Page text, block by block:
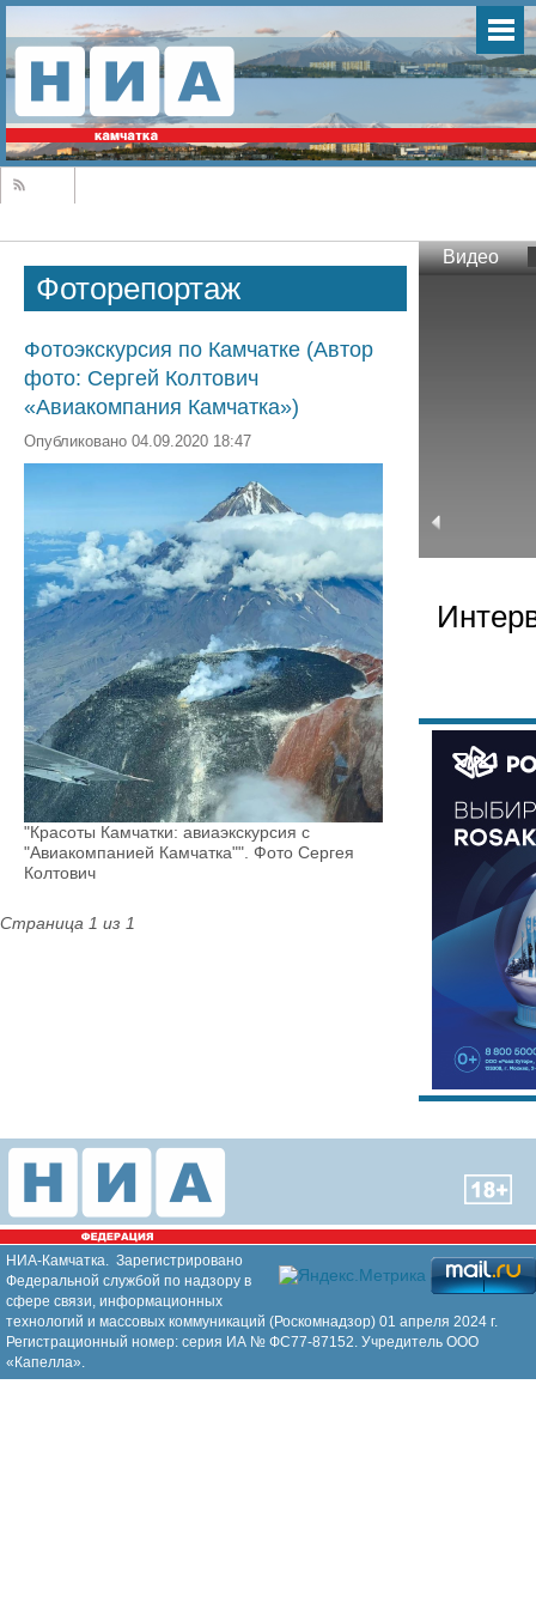
Фоторепортаж
Фотоэкскурсия по Камчатке (Автор
фото: Сергей Колтович
«Авиакомпания Камчатка»)
Опубликовано 04.09.2020 18:47
"Красоты Камчатки: авиаэкскурсия с
"Авиакомпанией Камчатка"". Фото Сергея
Колтович
Страница 1 из 1
Видео
НИА-Камчатка. Зарегистрировано
Федеральной службой по надзору в
сфере связи, информационных
технологий и массовых коммуникаций (Роскомнадзор) 01 апреля 2024 г.
Регистрационный номер: серия ИА № ФС77-87152. Учредитель ООО
«Капелла».